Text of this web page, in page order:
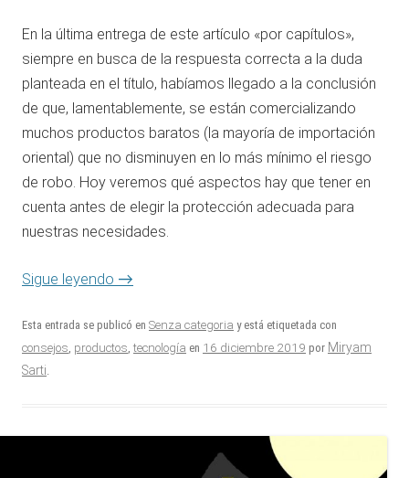
En la última entrega de este artículo «por capítulos»,
siempre en busca de la respuesta correcta a la duda
planteada en el título, habíamos llegado a la conclusión
de que, lamentablemente, se están comercializando
muchos productos baratos (la mayoría de importación
oriental) que no disminuyen en lo más mínimo el riesgo
de robo. Hoy veremos qué aspectos hay que tener en
cuenta antes de elegir la protección adecuada para
nuestras necesidades.
Sigue leyendo →
Esta entrada se publicó en Senza categoria y está etiquetada con
consejos, productos, tecnología en 16 diciembre 2019 por Miryam
Sarti.